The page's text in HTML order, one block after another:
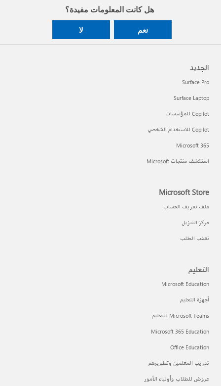
هل كانت المعلومات مفيدة؟
نعم لا
الجديد
Surface Pro
Surface Laptop
Copilot للمؤسسات
Copilot للاستخدام الشخصي
Microsoft 365
استكشف منتجات Microsoft
Microsoft Store
ملف تعريف الحساب
مركز التنزيل
تعقب الطلب
التعليم
Microsoft Education
أجهزة التعليم
Microsoft Teams للتعليم
Microsoft 365 Education
Office Education
تدريب المعلمين وتطويرهم
عروض للطلاب وأولياء الأمور